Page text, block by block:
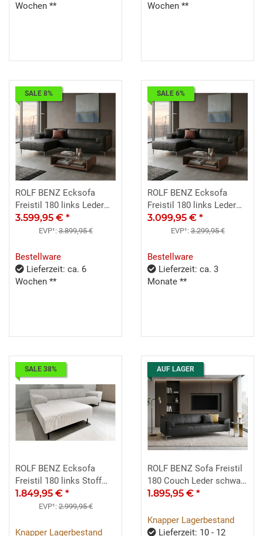
Wochen **
Wochen **
SALE 8%
ROLF BENZ Ecksofa
Freistil 180 links Leder
schwarz 260x170 cm
3.599,95 € *
EVP¹:3.899,95 €
Bestellware
Lieferzeit: ca. 6
Wochen **
SALE 6%
ROLF BENZ Ecksofa
Freistil 180 links Leder
schwarz 260x170 cm
3.099,95 € *
EVP¹:3.299,95 €
Bestellware
Lieferzeit: ca. 3
Monate **
SALE 38%
ROLF BENZ Ecksofa
Freistil 180 links Stoff
Cord weiß 260 cm
1.849,95 € *
EVP¹:2.999,95 €
Knapper Lagerbestand
AUF LAGER
ROLF BENZ Sofa Freistil
180 Couch Leder schwarz
220 cm Fuß Glanzchrom
1.895,95 € *
Knapper Lagerbestand
Lieferzeit: 10 - 12